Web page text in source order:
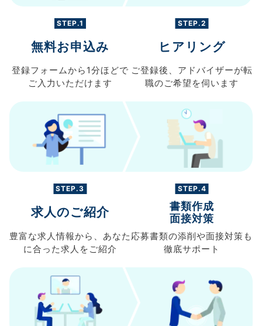
STEP.1
無料お申込み
登録フォームから 1分ほどで
ご入力 いただけます
STEP.2
ヒアリング
ご登録後、 アドバイザーが転
職のご希望を伺います
STEP.3
求人のご紹介
豊富な求人情報から、 あなた
に合った求人を ご紹介
STEP.4
書類作成
面接対策
応募書類の添削や面接対策も
徹底サポート